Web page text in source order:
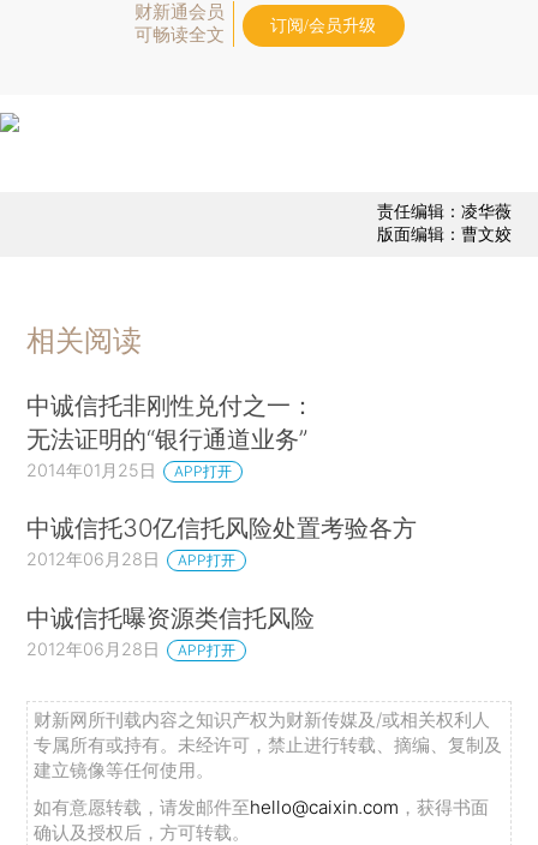
财新通会员
可畅读全文
订阅/会员升级
责任编辑：凌华薇
版面编辑：曹文姣
相关阅读
中诚信托非刚性兑付之一：
无法证明的“银行通道业务”
2014年01月25日 APP打开
中诚信托30亿信托风险处置考验各方
2012年06月28日 APP打开
中诚信托曝资源类信托风险
2012年06月28日 APP打开
财新网所刊载内容之知识产权为财新传媒及/或相关权利人
专属所有或持有。未经许可，禁止进行转载、摘编、复制及
建立镜像等任何使用。
如有意愿转载，请发邮件至hello@caixin.com ，获得书面
确认及授权后，方可转载。